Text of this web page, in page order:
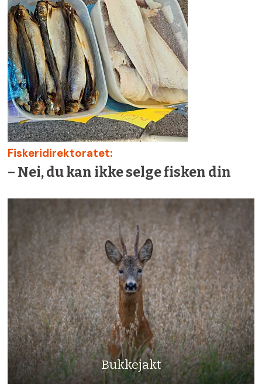
Fiskeridirektoratet:
– Nei, du kan ikke selge fisken din
Bukkejakt